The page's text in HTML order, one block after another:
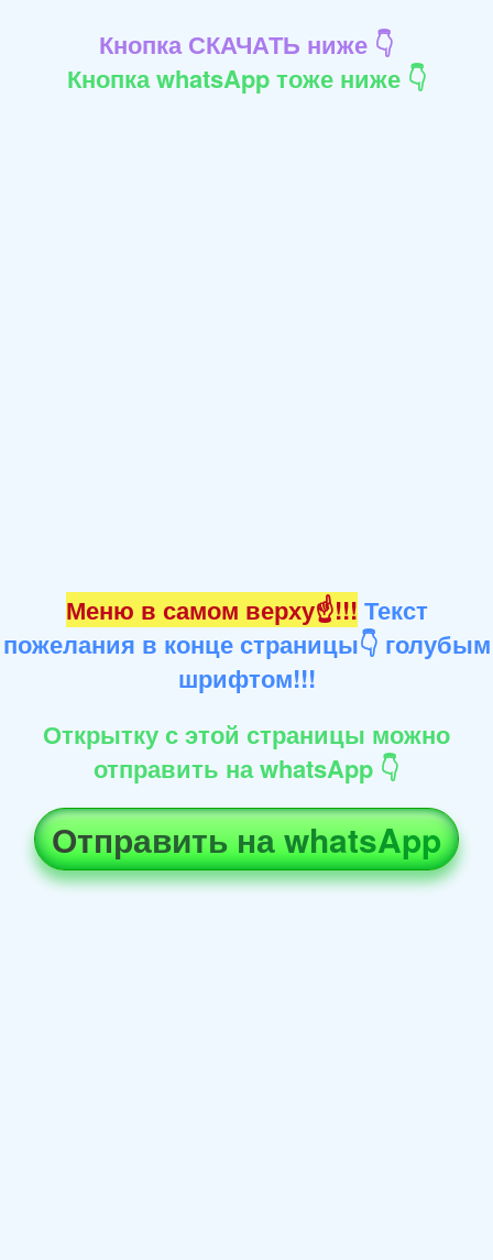
Кнопка СКАЧАТЬ ниже 👇
Кнопка whatsApp тоже ниже 👇
Меню в самом верху☝!!! Текст
пожелания в конце страницы👇 голубым
шрифтом!!!
Открытку с этой страницы можно
отправить на whatsApp 👇
Отправить на whatsApp